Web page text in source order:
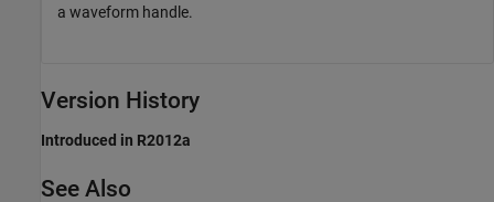
a waveform handle.
Version History
Introduced in R2012a
See Also